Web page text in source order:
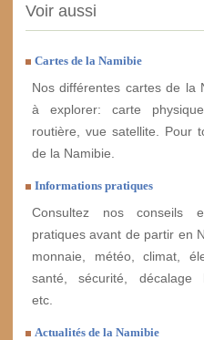
Voir aussi
Cartes de la Namibie
Nos différentes cartes de la
à explorer: carte
routière, vue satellite. Pour
de la Namibie.
Informations pratiques
Consultez nos conseils
pratiques avant de partir en
monnaie, météo, climat,
santé, sécurité, décalage
etc.
Actualités de la Namibie